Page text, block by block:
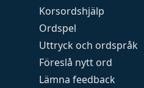
Korsordshjälp
Ordspel
Uttryck och ordspråk
Föreslå nytt ord
Lämna feedback